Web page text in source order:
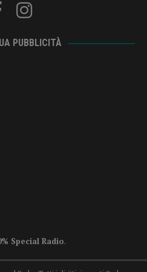
PUBBLICITÀ
Special Radio.